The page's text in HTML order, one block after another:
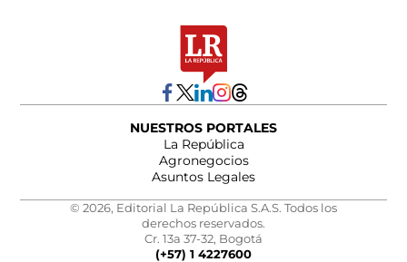
NUESTROS PORTALES
La República
Agronegocios
Asuntos Legales
© 2026, Editorial La República S.A.S. Todos los
derechos reservados.
Cr. 13a 37-32, Bogotá
(+57) 1 4227600